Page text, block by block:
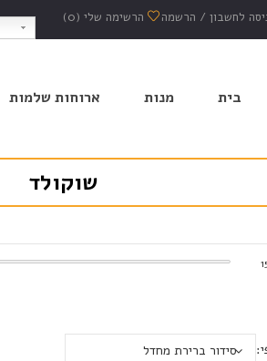
לחשבון / הרשמה הרשימה שלי (0)
בית מנות ארוחות שלמות
שוקולד
סידור ברירת מחדל